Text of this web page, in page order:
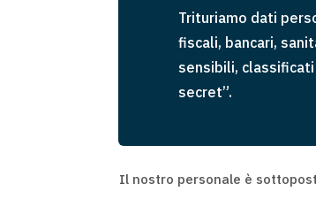
Trituriamo dati
fiscali, bancari,
sensibili,
secret”.
Il nostro personale è